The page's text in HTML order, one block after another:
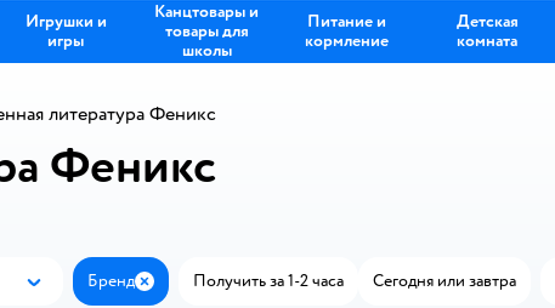
Игрушки и
игры
Канцтовары и
товары для
школы
Питание и
кормление
Детская
комната
литература Феникс
Феникс
Бренд ЗакрытьПолучить за 1-2 часа Сегодня или завтра